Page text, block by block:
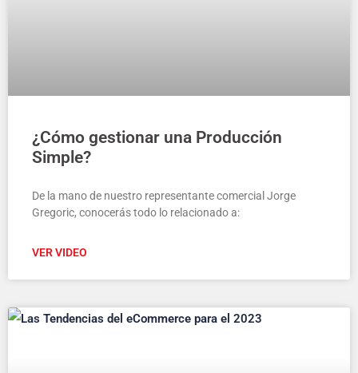
¿Cómo gestionar una Producción
Simple?
De la mano de nuestro representante comercial Jorge
Gregoric, conocerás todo lo relacionado a:
VER VIDEO